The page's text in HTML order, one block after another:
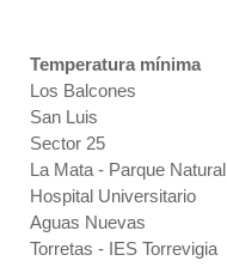
Temperatura mínima
Los Balcones
San Luis
Sector 25
La Mata - Parque Natural
Hospital Universitario
Aguas Nuevas
Torretas - IES Torrevigia